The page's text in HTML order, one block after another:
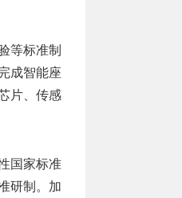
等标准制
成智能座
片、传感
国家标准
研制。加